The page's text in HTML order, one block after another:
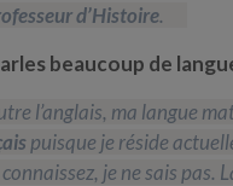
d’Histoire.
beaucoup de
l’anglais, ma langue
puisque je réside
je ne sais pas.